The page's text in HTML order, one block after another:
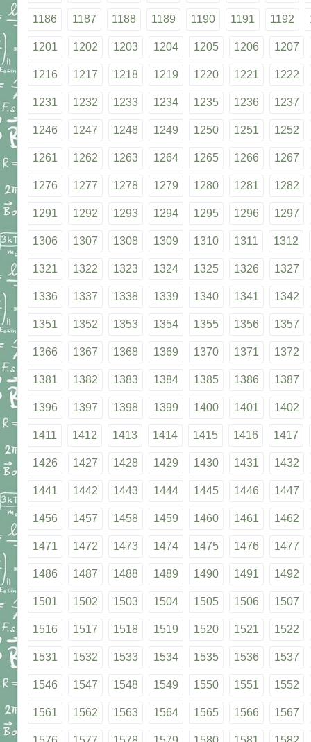
1186 1187 1188 1189 1190 1191 1192
1201 1202 1203 1204 1205 1206 1207
1216 1217 1218 1219 1220 1221 1222
1231 1232 1233 1234 1235 1236 1237
1246 1247 1248 1249 1250 1251 1252
1261 1262 1263 1264 1265 1266 1267
1276 1277 1278 1279 1280 1281 1282
1291 1292 1293 1294 1295 1296 1297
1306 1307 1308 1309 1310 1311 1312
1321 1322 1323 1324 1325 1326 1327
1336 1337 1338 1339 1340 1341 1342
1351 1352 1353 1354 1355 1356 1357
1366 1367 1368 1369 1370 1371 1372
1381 1382 1383 1384 1385 1386 1387
1396 1397 1398 1399 1400 1401 1402
1411 1412 1413 1414 1415 1416 1417
1426 1427 1428 1429 1430 1431 1432
1441 1442 1443 1444 1445 1446 1447
1456 1457 1458 1459 1460 1461 1462
1471 1472 1473 1474 1475 1476 1477
1486 1487 1488 1489 1490 1491 1492
1501 1502 1503 1504 1505 1506 1507
1516 1517 1518 1519 1520 1521 1522
1531 1532 1533 1534 1535 1536 1537
1546 1547 1548 1549 1550 1551 1552
1561 1562 1563 1564 1565 1566 1567